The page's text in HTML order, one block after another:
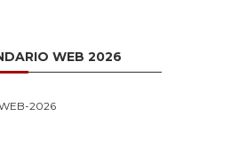
WEB 2026